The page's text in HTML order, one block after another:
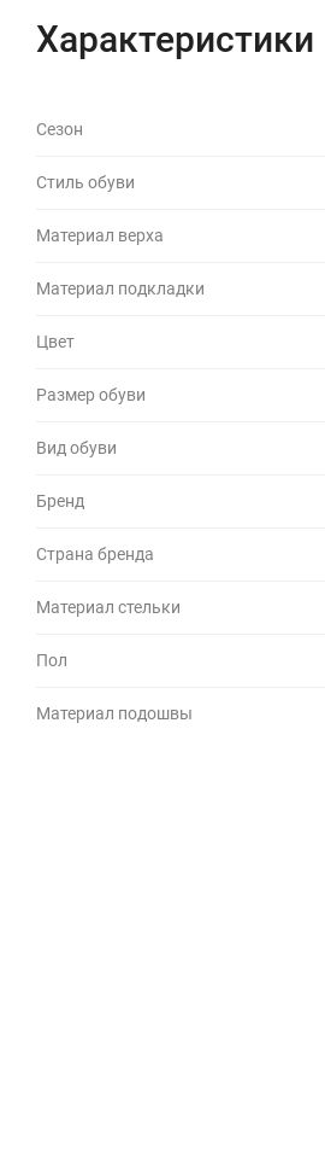
Характеристики
Сезон
Стиль обуви
Материал верха
Материал подкладки
Цвет
Размер обуви
Вид обуви
Бренд
Страна бренда
Материал стельки
Пол
Материал подошвы